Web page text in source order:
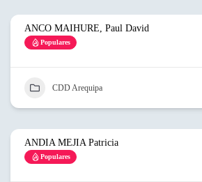
ANCO MAIHURE, Paul David
Populares
CDD Arequipa
ANDIA MEJIA Patricia
Populares